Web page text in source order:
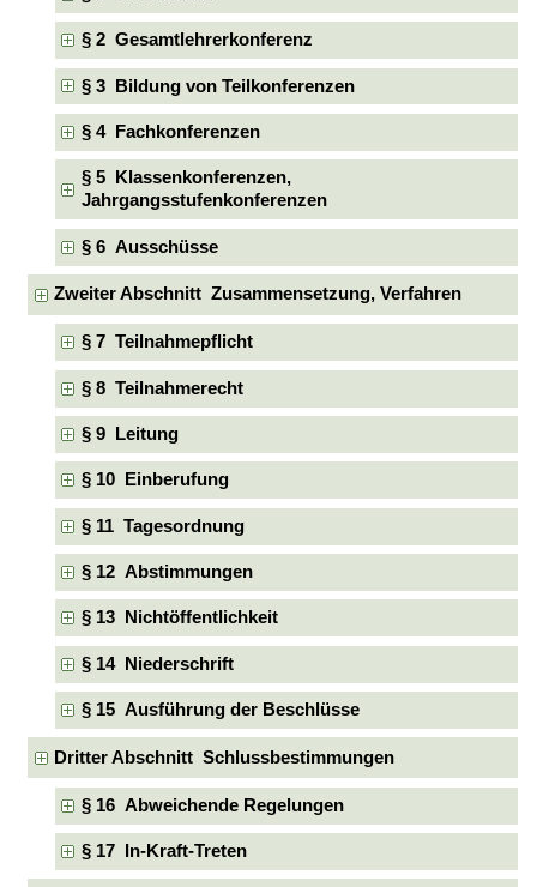
§ 2 Gesamtlehrerkonferenz
§ 3 Bildung von Teilkonferenzen
§ 4 Fachkonferenzen
§ 5 Klassenkonferenzen,
Jahrgangsstufenkonferenzen
§ 6 Ausschüsse
Zweiter Abschnitt Zusammensetzung, Verfahren
§ 7 Teilnahmepflicht
§ 8 Teilnahmerecht
§ 9 Leitung
§ 10 Einberufung
§ 11 Tagesordnung
§ 12 Abstimmungen
§ 13 Nichtöffentlichkeit
§ 14 Niederschrift
§ 15 Ausführung der Beschlüsse
Dritter Abschnitt Schlussbestimmungen
§ 16 Abweichende Regelungen
§ 17 In-Kraft-Treten